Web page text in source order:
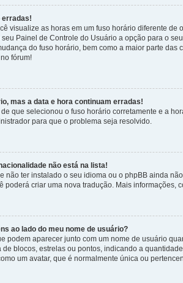
erradas!
visualize as horas em um fuso horário diferente
Painel de Controle do Usuário a opção para o
do fuso horário, bem como a maior parte
fórum!
mas a data e hora continuam erradas!
que selecionou o fuso horário corretamente e a
para que o problema seja resolvido.
não está na lista!
não ter instalado o seu idioma ou o phpBB ainda
poderá criar uma nova tradução. Mais informações,
ao lado do meu nome de usuário?
podem aparecer junto com um nome de usuário
de blocos, estrelas ou pontos, indicando a
um avatar, que é normalmente única ou